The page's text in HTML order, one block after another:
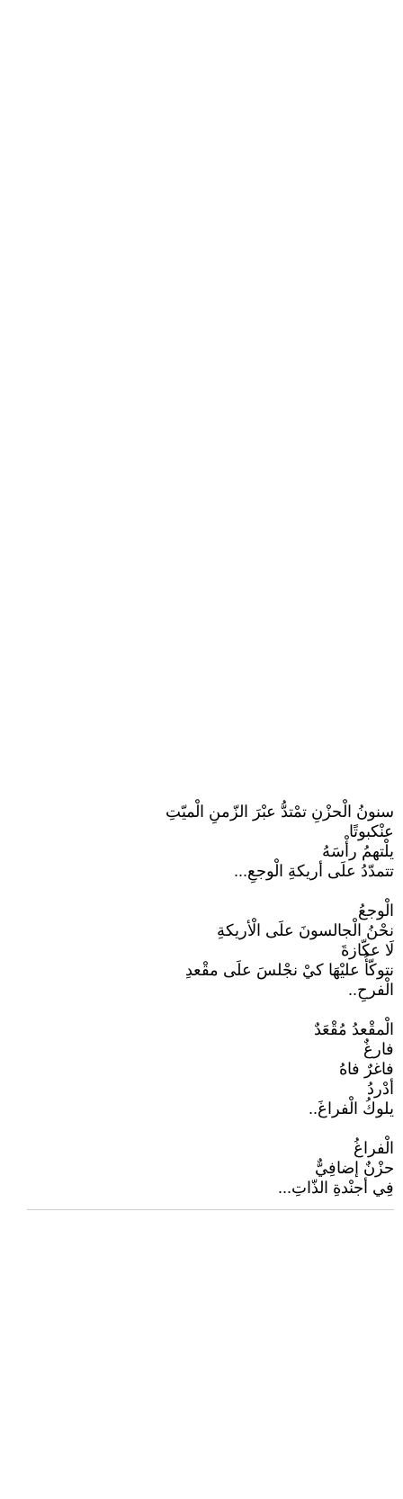
سنونُ الْحزْنِ تمْتدُّ عبْرَ الزّمنِ الْميّتِ
عنْكبوتًا
يلْتهمُ رأْسَهُ
تتمدّدُ علَى أريكةِ الْوجعِ...
الْوجعُ
نحْنُ الْجالسونَ علَى الْأريكةِ
لَا عكّازةَ
نتوكّأُ عليْهَا كيْ نجْلسَ علَى مقْعدِ
الْفرحِ..
الْمقْعدُ مُقْعَدٌ
فارغٌ
فاغرٌ فاهُ
أدْردُ
يلوكُ الْفراغَ..
الْفراغُ
حزْنٌ إضافِيٌّ
فِي أجنْدةِ الذّاتِ...